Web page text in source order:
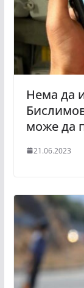
Нема да
може да
21.06.2023